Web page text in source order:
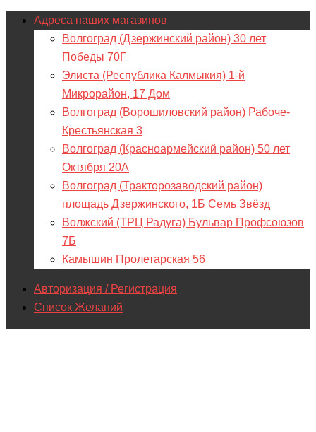
Адреса наших магазинов
Волгоград (Дзержинский район) 30 лет
Победы 70Г
Элиста (Республика Калмыкия) 1-й
Микрорайон, 17 Дом
Волгоград (Ворошиловский район) Рабоче-
Крестьянская 3
Волгоград (Красноармейский район) 50 лет
Октября 20А
Волгоград (Тракторозаводский район)
площадь Дзержинского, 1Б Семь Звёзд
Волжский (ТРЦ Радуга) Бульвар Профсоюзов
7Б
Камышин Пролетарская 56
Авторизация / Регистрация
Список Желаний